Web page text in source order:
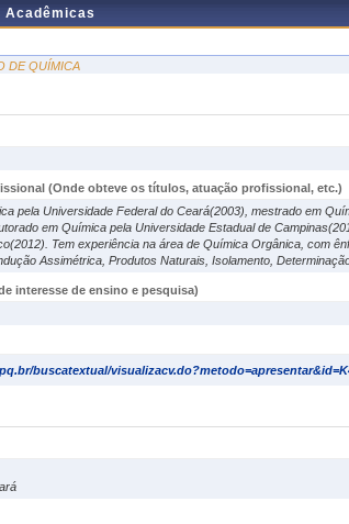
Acadêmicas
DE QUÍMICA
(Onde obteve os títulos, atuação profissional, etc.)
pela Universidade Federal do Ceará(2003), mestrado em
em Química pela Universidade Estadual de
Tem experiência na área de Química Orgânica, com
Assimétrica, Produtos Naturais, Isolamento,
interesse de ensino e pesquisa)
buscatextual/